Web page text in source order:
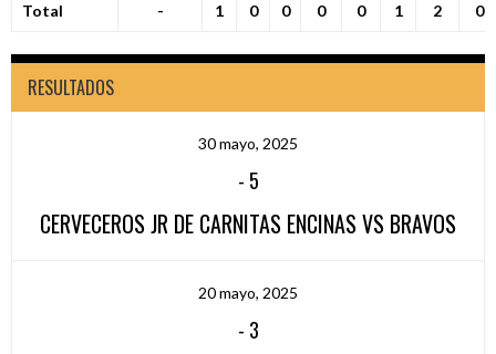
Total - 1 0 0 0 0 1 2 0
RESULTADOS
30 mayo, 2025
- 5
CERVECEROS JR DE CARNITAS ENCINAS VS BRAVOS
20 mayo, 2025
- 3